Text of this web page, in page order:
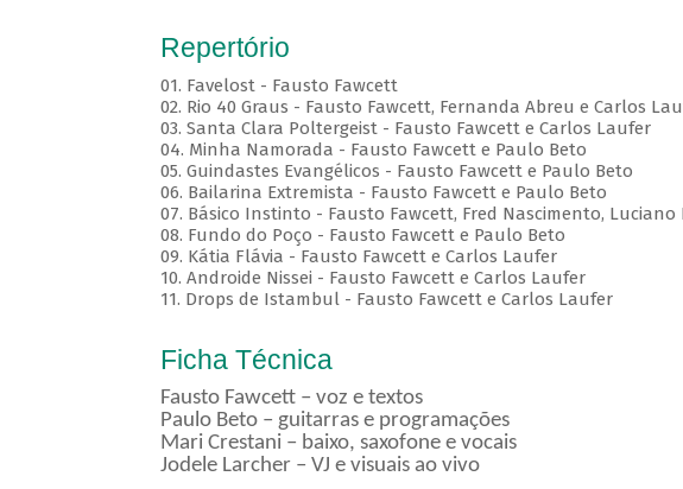
Repertório
01. Favelost - Fausto Fawcett
02. Rio 40 Graus - Fausto Fawcett, Fernanda Abreu e Carlos
03. Santa Clara Poltergeist - Fausto Fawcett e Carlos Laufer
04. Minha Namorada - Fausto Fawcett e Paulo Beto
05. Guindastes Evangélicos - Fausto Fawcett e Paulo Beto
06. Bailarina Extremista - Fausto Fawcett e Paulo Beto
07. Básico Instinto - Fausto Fawcett, Fred Nascimento,
08. Fundo do Poço - Fausto Fawcett e Paulo Beto
09. Kátia Flávia - Fausto Fawcett e Carlos Laufer
10. Androide Nissei - Fausto Fawcett e Carlos Laufer
11. Drops de Istambul - Fausto Fawcett e Carlos Laufer
Ficha Técnica
Fausto Fawcett – voz e textos
Paulo Beto – guitarras e programações
Mari Crestani – baixo, saxofone e vocais
Jodele Larcher – VJ e visuais ao vivo